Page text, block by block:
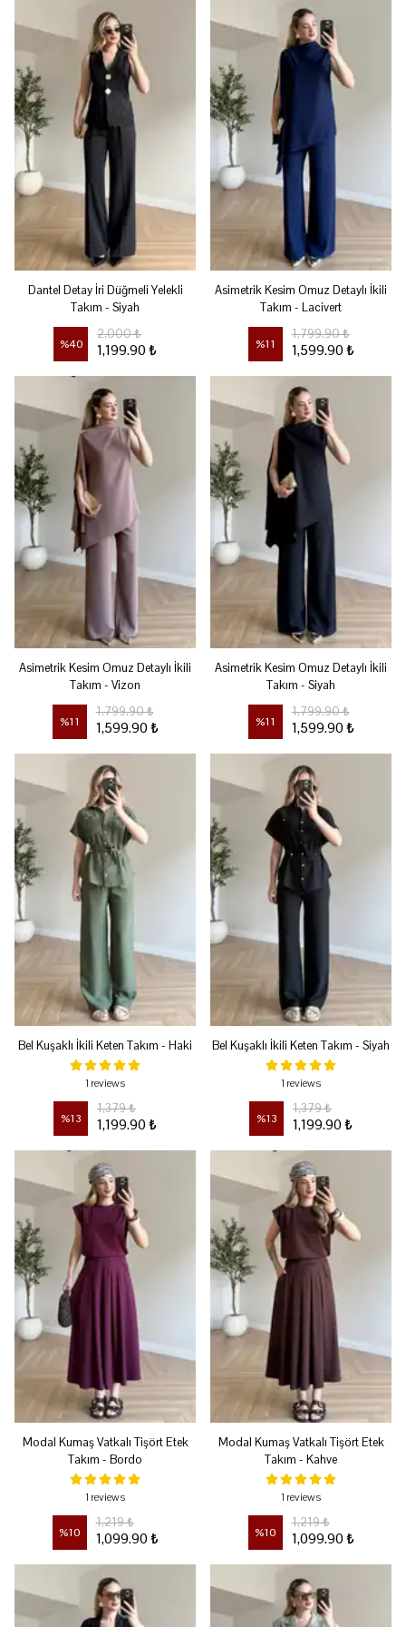
Dantel Detay İri Düğmeli Yelekli
Takım - Siyah
%40
2,000 ₺
1,199.90 ₺
Asimetrik Kesim Omuz Detaylı İkili
Takım - Lacivert
%11
1,799.90 ₺
1,599.90 ₺
Asimetrik Kesim Omuz Detaylı İkili
Takım - Vizon
%11
1,799.90 ₺
1,599.90 ₺
Asimetrik Kesim Omuz Detaylı İkili
Takım - Siyah
%11
1,799.90 ₺
1,599.90 ₺
Bel Kuşaklı İkili Keten Takım - Haki
1 reviews
%13
1,379 ₺
1,199.90 ₺
Bel Kuşaklı İkili Keten Takım - Siyah
1 reviews
%13
1,379 ₺
1,199.90 ₺
Modal Kumaş Vatkalı Tişört Etek
Takım - Bordo
1 reviews
%10
1,219 ₺
1,099.90 ₺
Modal Kumaş Vatkalı Tişört Etek
Takım - Kahve
1 reviews
%10
1,219 ₺
1,099.90 ₺